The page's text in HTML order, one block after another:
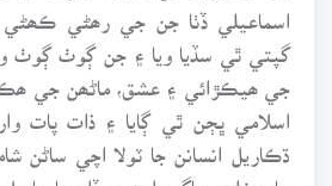
اسماعيلي ڏٺا جن جي رھڻي
گپتي ٿي سڏيا ويا ۽ جن ڳوٺ ڳوٺ
جي ھيڪڙائي ۽ عشق، ماڻھن جي ھڪ
اسلامي ڀڄن ٿي ڳايا ۽ ذات پات
ڌڪاريل انسانن جا ٽولا اچي ساڻن
جا، مغلن، جاگيردارن ۽ ڏاڍ جا